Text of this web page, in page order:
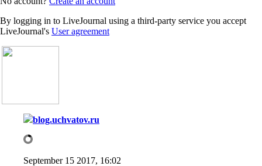
By logging in to LiveJournal using a third-party service you accept
LiveJournal's User agreement
blog.uchvatov.ru
September 15 2017, 16:02